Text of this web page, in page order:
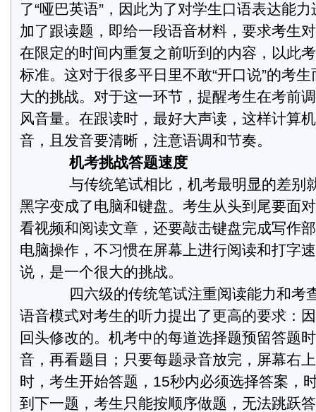
了“哑巴英语”，因此为了对学生口语表达能
加了跟读题，即给一段语音材料，要求考生
在限定的时间内重复之前听到的内容，以此
标准。这对于很多平日里不敢“开口说”的考
大的挑战。对于这一环节，提醒考生在考前
风音量。在跟读时，最好大声读，这样计算
音，且发音要清晰，注意语调和节奏。
机考挑战答题速度
与传统笔试相比，机考最明显的差别
黑字变成了电脑和键盘。考生从头到尾要面
看视频和阅读文章，还要敲击键盘完成写作
电脑操作，不习惯在屏幕上进行阅读和打字
说，是一个很大的挑战。
四六级的传统笔试注重阅读能力和考
语音模式对考生的听力提出了更高的要求：
回头修改的。机考中的每道选择题预留答题
音，再看题目；只要每题录音放完，屏幕右
时，考生开始答题，15秒内必须选择答案，
到下一题，考生只能按顺序做题，无法跳跃